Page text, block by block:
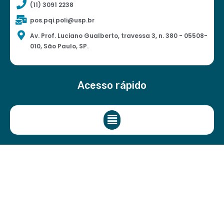
(11) 3091 2238
pos.pqi.poli@usp.br
Av. Prof. Luciano Gualberto, travessa 3, n. 380 - 05508-
010, São Paulo, SP.
Acesso rápido